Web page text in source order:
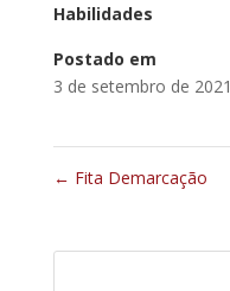
Habilidades
Postado em
3 de setembro de 2021
← Fita Demarcação